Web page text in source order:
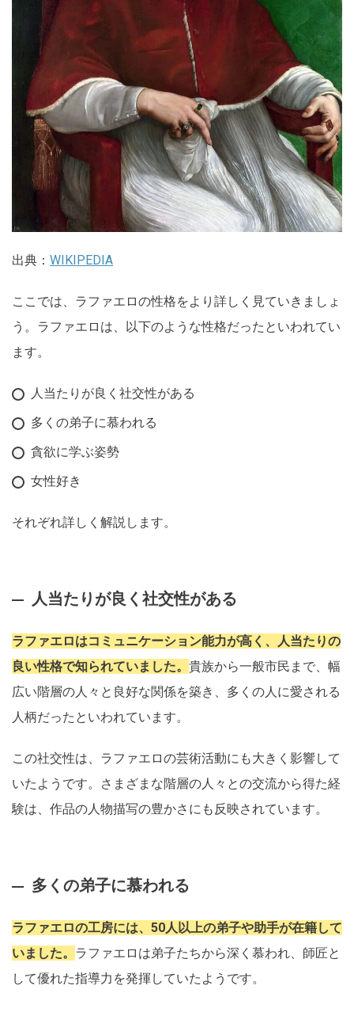
出典： WIKIPEDIA
ここでは、ラファエロの性格をより詳しく見ていきましょ
う。ラファエロは、以下のような性格だったといわれてい
ます。
人当たりが良く社交性がある
多くの弟子に慕われる
貪欲に学ぶ姿勢
女性好き
それぞれ詳しく解説します。
人当たりが良く社交性がある
ラファエロはコミュニケーション能力が高く、人当たりの
良い性格で知られていました。 貴族から一般市民まで、幅
広い階層の人々と良好な関係を築き、多くの人に愛される
人柄だったといわれています。
この社交性は、ラファエロの芸術活動にも大きく影響して
いたようです。さまざまな階層の人々との交流から得た経
験は、作品の人物描写の豊かさにも反映されています。
多くの弟子に慕われる
ラファエロの工房には、50人以上の弟子や助手が在籍して
いました。 ラファエロは弟子たちから深く慕われ、師匠と
して優れた指導力を発揮していたようです。